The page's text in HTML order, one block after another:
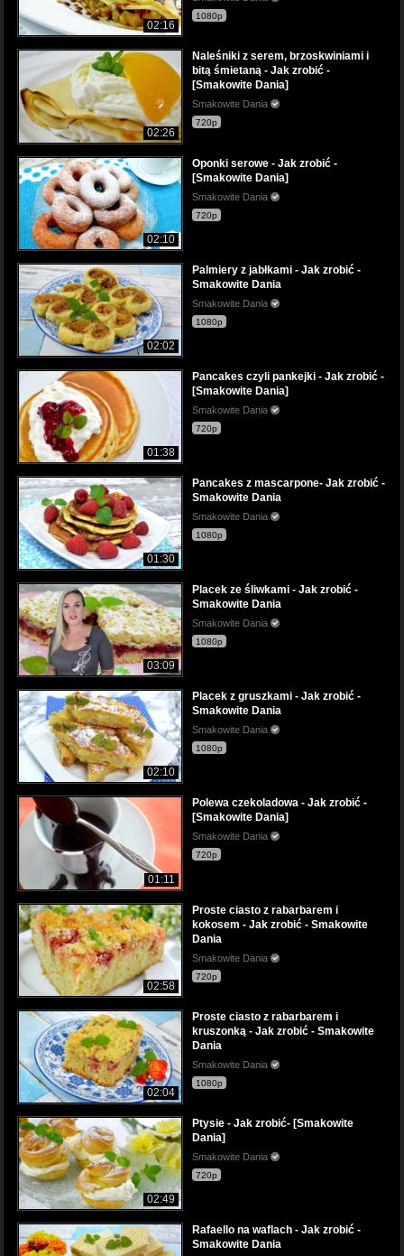
02:16
1080p
02:26
Naleśniki z serem, brzoskwiniami i
bitą śmietaną - Jak zrobić -
[Smakowite Dania]
Smakowite Dania
720p
02:10
Oponki serowe - Jak zrobić -
[Smakowite Dania]
Smakowite Dania
720p
02:02
Palmiery z jabłkami - Jak zrobić -
Smakowite Dania
Smakowite Dania
1080p
01:38
Pancakes czyli pankejki - Jak zrobić -
[Smakowite Dania]
Smakowite Dania
720p
01:30
Pancakes z mascarpone- Jak zrobić -
Smakowite Dania
Smakowite Dania
1080p
03:09
Placek ze śliwkami - Jak zrobić -
Smakowite Dania
Smakowite Dania
1080p
02:10
Placek z gruszkami - Jak zrobić -
Smakowite Dania
Smakowite Dania
1080p
01:11
Polewa czekoladowa - Jak zrobić -
[Smakowite Dania]
Smakowite Dania
720p
02:58
Proste ciasto z rabarbarem i
kokosem - Jak zrobić - Smakowite
Dania
Smakowite Dania
720p
02:04
Proste ciasto z rabarbarem i
kruszonką - Jak zrobić - Smakowite
Dania
Smakowite Dania
1080p
02:49
Ptysie - Jak zrobić- [Smakowite
Dania]
Smakowite Dania
720p
Rafaello na waflach - Jak zrobić -
Smakowite Dania